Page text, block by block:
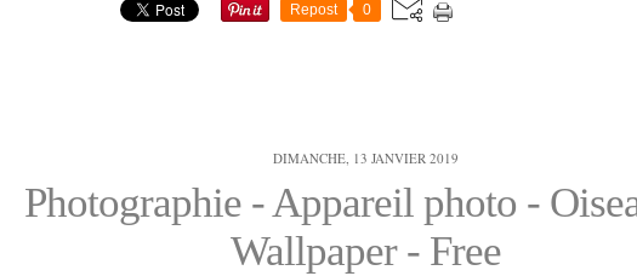
Repost 0
DIMANCHE, 13 JANVIER 2019
Photographie - Appareil photo -
Wallpaper - Free